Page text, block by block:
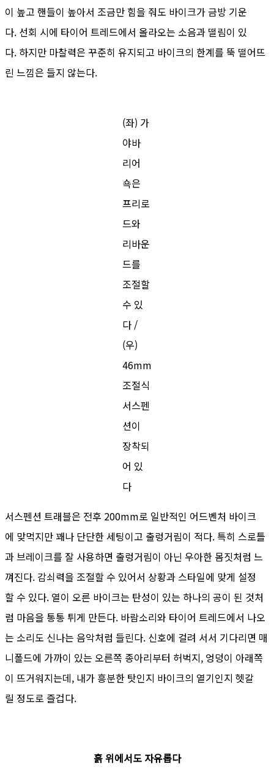
이 높고 핸들이 높아서 조금만 힘을 줘도 바이크가 금방 기운
다. 선회 시에 타이어 트레드에서 올라오는 소음과 떨림이 있
다. 하지만 마찰력은 꾸준히 유지되고 바이크의 한계를 뚝 떨어뜨
린 느낌은 들지 않는다.
(좌) 가
야바
리어
쇽은
프리로
드와
리바운
드를
조절할
수 있
다 /
(우)
46mm
조절식
서스펜
션이
장착되
어 있
다
서스펜션 트래블은 전후 200mm로 일반적인 어드벤처 바이크
에 맞먹지만 꽤나 단단한 세팅이고 출렁거림이 적다. 특히 스로틀
과 브레이크를 잘 사용하면 출렁거림이 아닌 우아한 몸짓처럼 느
껴진다. 감쇠력을 조절할 수 있어서 상황과 스타일에 맞게 설정
할 수 있다. 열이 오른 바이크는 탄성이 있는 하나의 공이 된 것처
럼 마음을 통통 튀게 만든다. 바람소리와 타이어 트레드에서 나오
는 소리도 신나는 음악처럼 들린다. 신호에 걸려 서서 기다리면 매
니폴드에 가까이 있는 오른쪽 종아리부터 허벅지, 엉덩이 아래쪽
이 뜨거워지는데, 내가 흥분한 탓인지 바이크의 열기인지 헷갈
릴 정도로 즐겁다.
흙 위에서도 자유롭다